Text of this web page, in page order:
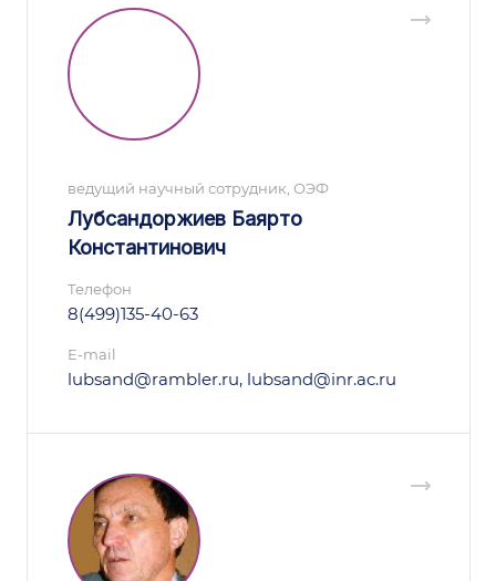
ведущий научный сотрудник, ОЭФ
Лубсандоржиев Баярто
Константинович
Телефон
8(499)135-40-63
E-mail
lubsand@rambler.ru, lubsand@inr.ac.ru